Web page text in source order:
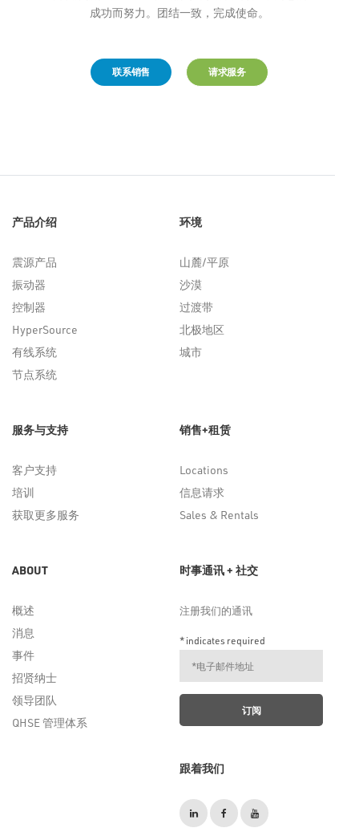
成功而努力。团结一致，完成使命。
联系销售 请求服务
产品介绍
震源产品
振动器
控制器
HyperSource
有线系统
节点系统
环境
山麓/平原
沙漠
过渡带
北极地区
城市
服务与支持
客户支持
培训
获取更多服务
销售+租赁
Locations
信息请求
Sales & Rentals
ABOUT
概述
消息
事件
招贤纳士
领导团队
QHSE 管理体系
时事通讯 + 社交
注册我们的通讯
*indicates required
跟着我们